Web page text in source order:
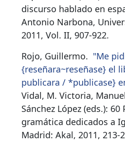
discurso hablado en
Antonio Narbona,
2011, Vol. II, 907-922.
Rojo, Guillermo. "Me
{reseñara~reseñase} el
publicara / *publicase}
Vidal, M. Victoria,
Sánchez López (eds.):
gramática dedicados a
Madrid: Akal, 2011, 213-